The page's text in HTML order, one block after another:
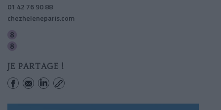
01 42 76 90 88
chezheleneparis.com
JE PARTAGE !